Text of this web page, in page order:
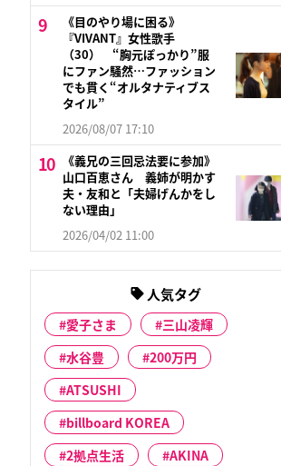
《目のやり場に困る》
『VIVANT』女性歌手
（30） “胸元ぽっかり”服
にファン騒然…ファッション
でも貫く“オルタナティブス
タイル”
2026/08/07 17:10
《義兄の三回忌法要に参加》
山口百恵さん 義姉が明かす
夫・友和と「夫婦げんかをし
ない理由」
2026/04/02 11:00
人気タグ
愛子さま
三山凌輝
水谷豊
200万円
ATSUSHI
billboard KOREA
2拠点生活
AKINA